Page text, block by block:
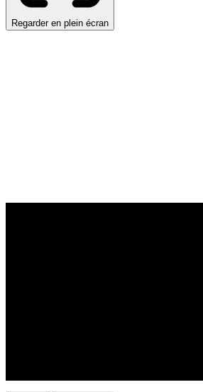
Regarder en plein écran